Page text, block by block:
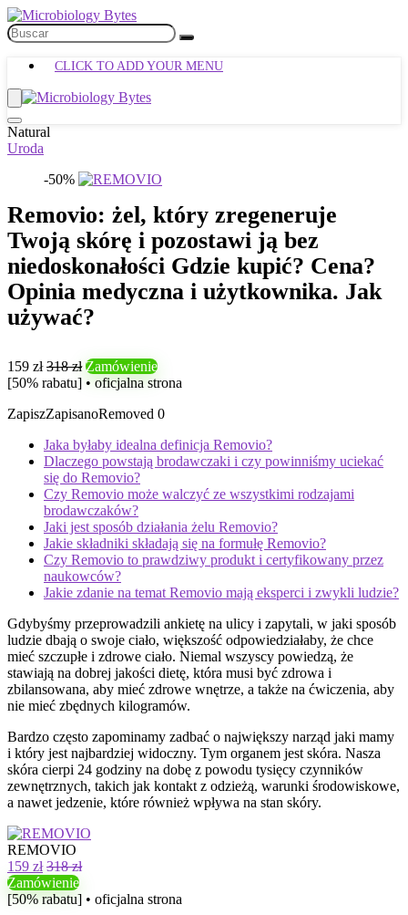
CLICK TO ADD YOUR MENU
Natural
Uroda
-50%
Removio: żel, który zregeneruje
Twoją skórę i pozostawi ją bez
niedoskonałości Gdzie kupić? Cena?
Opinia medyczna i użytkownika. Jak
używać?
159 zł 318 zł Zamówienie
[50% rabatu] • oficjalna strona
ZapiszZapisanoRemoved 0
Jaka byłaby idealna definicja Removio?
Dlaczego powstają brodawczaki i czy powinniśmy uciekać
się do Removio?
Czy Removio może walczyć ze wszystkimi rodzajami
brodawczaków?
Jaki jest sposób działania żelu Removio?
Jakie składniki składają się na formułę Removio?
Czy Removio to prawdziwy produkt i certyfikowany przez
naukowców?
Jakie zdanie na temat Removio mają eksperci i zwykli ludzie?
Gdybyśmy przeprowadzili ankietę na ulicy i zapytali, w jaki sposób
ludzie dbają o swoje ciało, większość odpowiedziałaby, że chce
mieć szczupłe i zdrowe ciało. Niemal wszyscy powiedzą, że
stawiają na dobrej jakości dietę, która musi być zdrowa i
zbilansowana, aby mieć zdrowe wnętrze, a także na ćwiczenia, aby
nie mieć zbędnych kilogramów.
Bardzo często zapominamy zadbać o największy narząd jaki mamy
i który jest najbardziej widoczny. Tym organem jest skóra. Nasza
skóra cierpi 24 godziny na dobę z powodu tysięcy czynników
zewnętrznych, takich jak kontakt z odzieżą, warunki środowiskowe,
a nawet jedzenie, które również wpływa na stan skóry.
REMOVIO
159 zł 318 zł
Zamówienie
[50% rabatu] • oficjalna strona